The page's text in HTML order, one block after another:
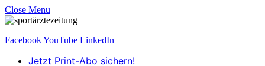
Close Menu
FacebookYouTube LinkedIn
Jetzt Print-Abo sichern!